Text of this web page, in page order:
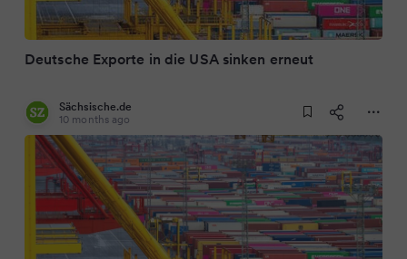
Deutsche Exporte in die USA sinken erneut
Sächsische.de
10 months ago